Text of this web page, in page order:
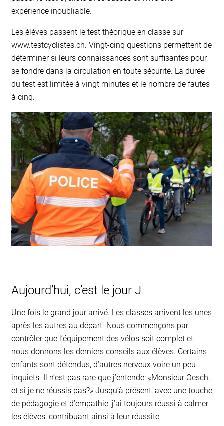
expérience inoubliable.
Les élèves passent le test théorique en classe sur
www.testcyclistes.ch. Vingt-cinq questions permettent de
déterminer si leurs connaissances sont suffisantes pour
se fondre dans la circulation en toute sécurité. La durée
du test est limitée à vingt minutes et le nombre de fautes
à cinq.
Aujourd’hui, c’est le jour J
Une fois le grand jour arrivé. Les classes arrivent les unes
après les autres au départ. Nous commençons par
contrôler que l’équipement des vélos soit complet et
nous donnons les derniers conseils aux élèves. Certains
enfants sont détendus, d’autres nerveux voire un peu
inquiets. Il n’est pas rare que j’entende: «Monsieur Oesch,
et si je ne réussis pas?» Jusqu’à présent, avec une touche
de pédagogie et d’empathie, j’ai toujours réussi à calmer
les élèves, contribuant ainsi à leur réussite.